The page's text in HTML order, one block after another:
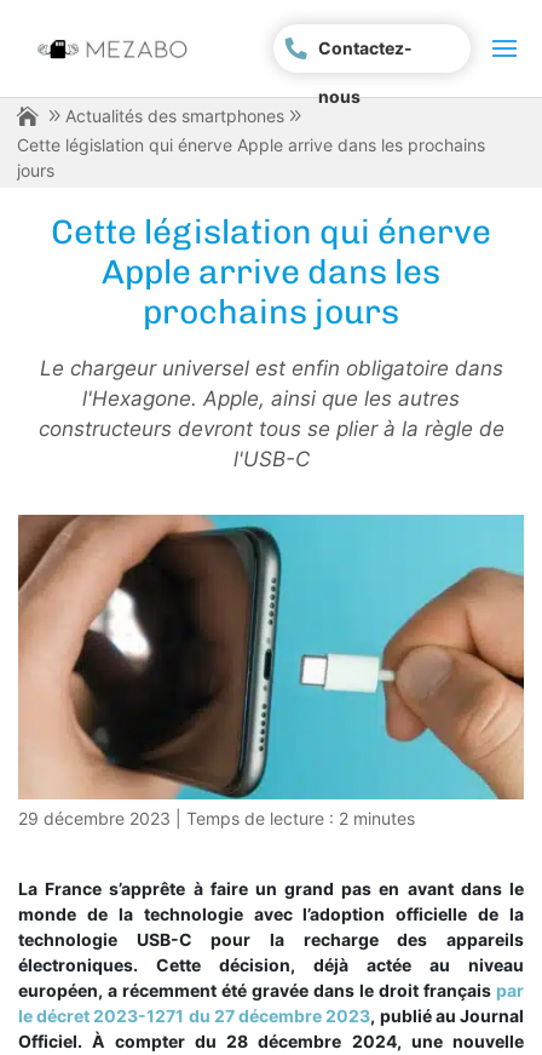
Contactez-
nous
Actualités des smartphones
Cette législation qui énerve Apple arrive dans les prochains
jours
Cette législation qui énerve
Apple arrive dans les
prochains jours
Le chargeur universel est enfin obligatoire dans
l'Hexagone. Apple, ainsi que les autres
constructeurs devront tous se plier à la règle de
l'USB-C
29 décembre 2023 Temps de lecture : 2 minutes
La France s’apprête à faire un grand pas en avant dans le
monde de la technologie avec l’adoption officielle de la
technologie USB-C pour la recharge des appareils
électroniques. Cette décision, déjà actée au niveau
européen, a récemment été gravée dans le droit français par
le décret 2023-1271 du 27 décembre 2023, publié au Journal
Officiel. À compter du 28 décembre 2024, une nouvelle